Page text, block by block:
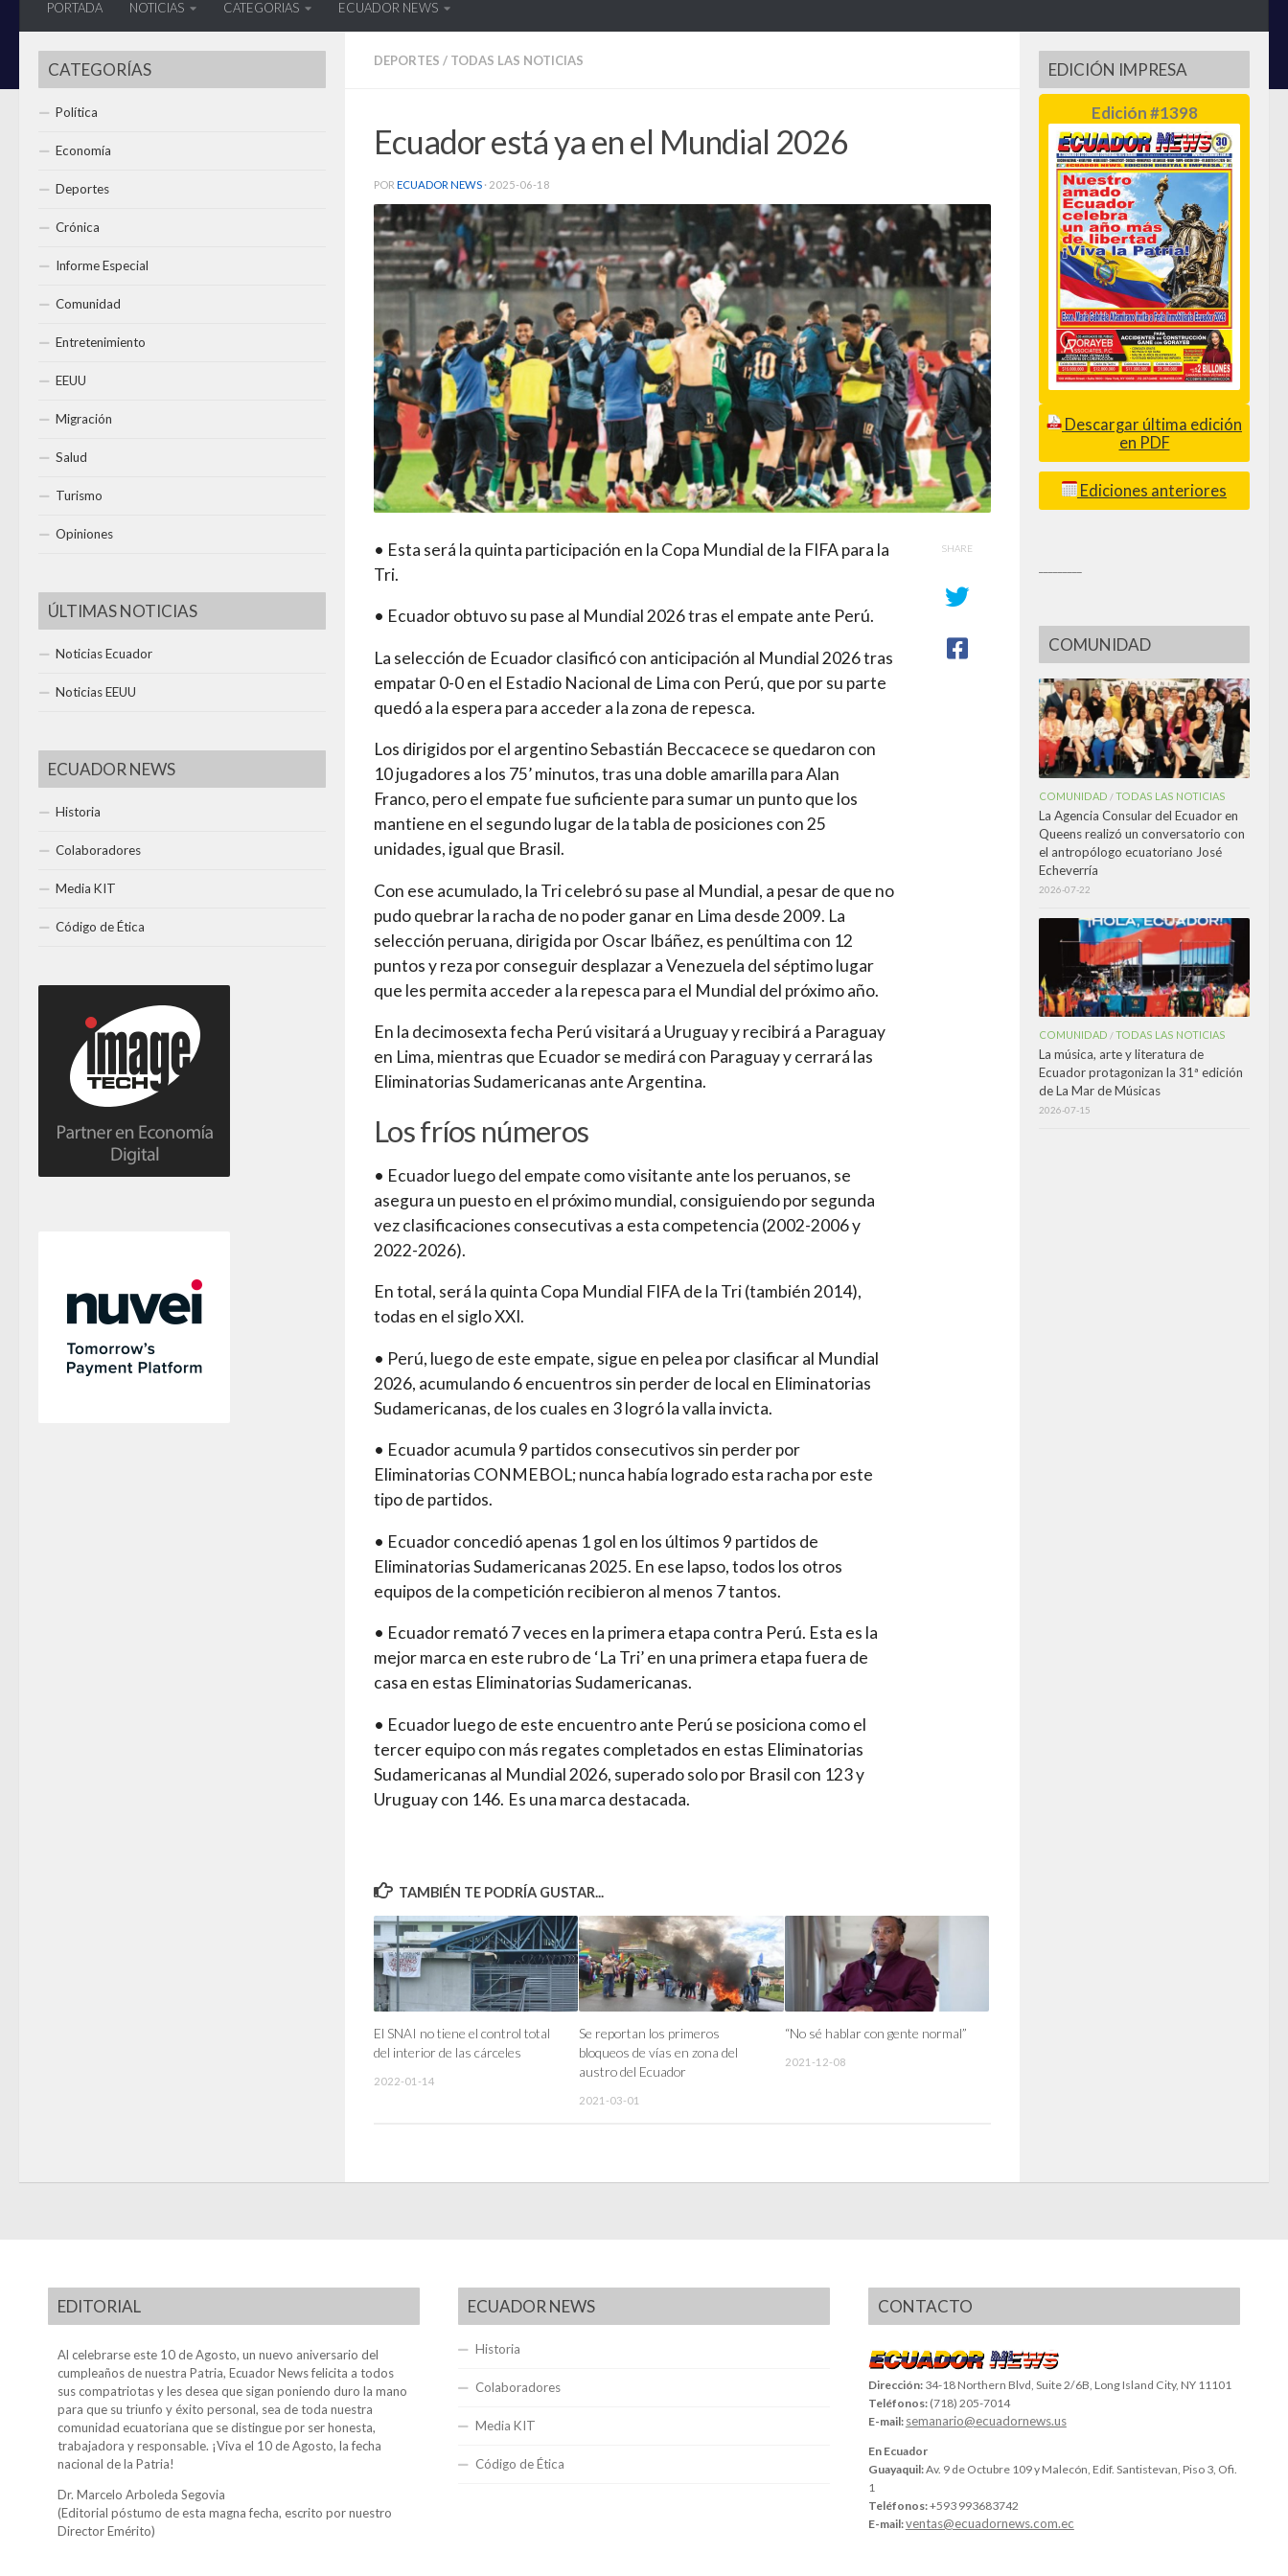
PORTADA NOTICIAS CATEGORIAS ECUADOR NEWS
DEPORTES / TODAS LAS NOTICIAS
Ecuador está ya en el Mundial 2026
POR ECUADOR NEWS · 2025-06-18
• Esta será la quinta participación en la Copa Mundial de la FIFA para la
Tri.
• Ecuador obtuvo su pase al Mundial 2026 tras el empate ante Perú.
La selección de Ecuador clasificó con anticipación al Mundial 2026 tras
empatar 0-0 en el Estadio Nacional de Lima con Perú, que por su parte
quedó a la espera para acceder a la zona de repesca.
Los dirigidos por el argentino Sebastián Beccacece se quedaron con
10 jugadores a los 75’ minutos, tras una doble amarilla para Alan
Franco, pero el empate fue suficiente para sumar un punto que los
mantiene en el segundo lugar de la tabla de posiciones con 25
unidades, igual que Brasil.
Con ese acumulado, la Tri celebró su pase al Mundial, a pesar de que no
pudo quebrar la racha de no poder ganar en Lima desde 2009. La
selección peruana, dirigida por Oscar Ibáñez, es penúltima con 12
puntos y reza por conseguir desplazar a Venezuela del séptimo lugar
que les permita acceder a la repesca para el Mundial del próximo año.
En la decimosexta fecha Perú visitará a Uruguay y recibirá a Paraguay
en Lima, mientras que Ecuador se medirá con Paraguay y cerrará las
Eliminatorias Sudamericanas ante Argentina.
Los fríos números
• Ecuador luego del empate como visitante ante los peruanos, se
asegura un puesto en el próximo mundial, consiguiendo por segunda
vez clasificaciones consecutivas a esta competencia (2002-2006 y
2022-2026).
En total, será la quinta Copa Mundial FIFA de la Tri (también 2014),
todas en el siglo XXI.
• Perú, luego de este empate, sigue en pelea por clasificar al Mundial
2026, acumulando 6 encuentros sin perder de local en Eliminatorias
Sudamericanas, de los cuales en 3 logró la valla invicta.
• Ecuador acumula 9 partidos consecutivos sin perder por
Eliminatorias CONMEBOL; nunca había logrado esta racha por este
tipo de partidos.
• Ecuador concedió apenas 1 gol en los últimos 9 partidos de
Eliminatorias Sudamericanas 2025. En ese lapso, todos los otros
equipos de la competición recibieron al menos 7 tantos.
• Ecuador remató 7 veces en la primera etapa contra Perú. Esta es la
mejor marca en este rubro de ‘La Tri’ en una primera etapa fuera de
casa en estas Eliminatorias Sudamericanas.
• Ecuador luego de este encuentro ante Perú se posiciona como el
tercer equipo con más regates completados en estas Eliminatorias
Sudamericanas al Mundial 2026, superado solo por Brasil con 123 y
Uruguay con 146. Es una marca destacada.
SHARE
TAMBIÉN TE PODRÍA GUSTAR...
El SNAI no tiene el control total
del interior de las cárceles
2022-01-14
Se reportan los primeros
bloqueos de vías en zona del
austro del Ecuador
2021-03-01
“No sé hablar con gente normal”
2021-12-08
CATEGORÍAS
Política
Economía
Deportes
Crónica
Informe Especial
Comunidad
Entretenimiento
EEUU
Migración
Salud
Turismo
Opiniones
ÚLTIMAS NOTICIAS
Noticias Ecuador
Noticias EEUU
ECUADOR NEWS
Historia
Colaboradores
Media KIT
Código de Ética
EDICIÓN IMPRESA
Edición #1398
Descargar última edición
en PDF
Ediciones anteriores
COMUNIDAD
COMUNIDAD /TODAS LAS NOTICIAS
La Agencia Consular del Ecuador en
Queens realizó un conversatorio con
el antropólogo ecuatoriano José
Echeverría
2026-07-22
COMUNIDAD /TODAS LAS NOTICIAS
La música, arte y literatura de
Ecuador protagonizan la 31ª edición
de La Mar de Músicas
2026-07-15
EDITORIAL
Al celebrarse este 10 de Agosto, un nuevo aniversario del
cumpleaños de nuestra Patria, Ecuador News felicita a todos
sus compatriotas y les desea que sigan poniendo duro la mano
para que su triunfo y éxito personal, sea de toda nuestra
comunidad ecuatoriana que se distingue por ser honesta,
trabajadora y responsable. ¡Viva el 10 de Agosto, la fecha
nacional de la Patria!
Dr. Marcelo Arboleda Segovia
(Editorial póstumo de esta magna fecha, escrito por nuestro
Director Emérito)
ECUADOR NEWS
Historia
Colaboradores
Media KIT
Código de Ética
CONTACTO
Dirección: 34-18 Northern Blvd, Suite 2/6B, Long Island City, NY 11101
Teléfonos: (718) 205-7014
E-mail: semanario@ecuadornews.us
En Ecuador
Guayaquil:Av. 9 de Octubre 109 y Malecón, Edif. Santistevan, Piso 3, Ofi.
1
Teléfonos:+593 993683742
E-mail:ventas@ecuadornews.com.ec